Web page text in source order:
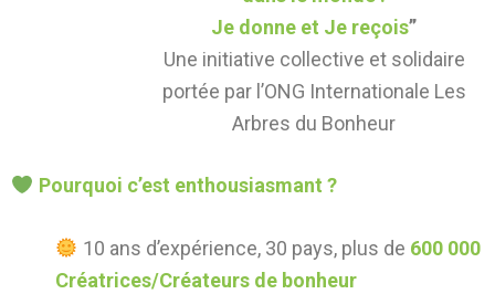
Je donne et Je reçois”
Une initiative collective et solidaire
portée par l’ONG Internationale Les
Arbres du Bonheur
Pourquoi c’est enthousiasmant ?
10 ans d’expérience, 30 pays, plus de 600 000
Créatrices/Créateurs de bonheur